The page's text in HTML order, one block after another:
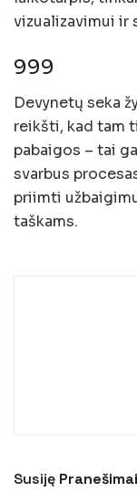
vizualizavimui ir
999
Devynetų seka
reikšti, kad tam
pabaigos – tai
svarbus
priimti
taškams.
Susiję Pranešimai